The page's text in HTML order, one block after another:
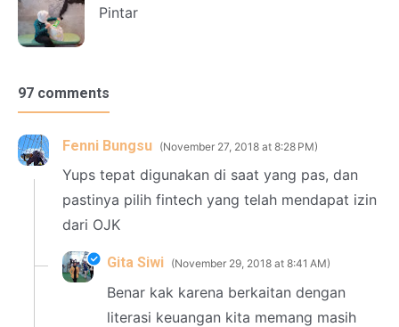
Pintar
97 comments
Fenni Bungsu November 27, 2018 at 8:28 PM
Yups tepat digunakan di saat yang pas, dan
pastinya pilih fintech yang telah mendapat izin
dari OJK
Gita Siwi November 29, 2018 at 8:41 AM
Benar kak karena berkaitan dengan
literasi keuangan kita memang masih